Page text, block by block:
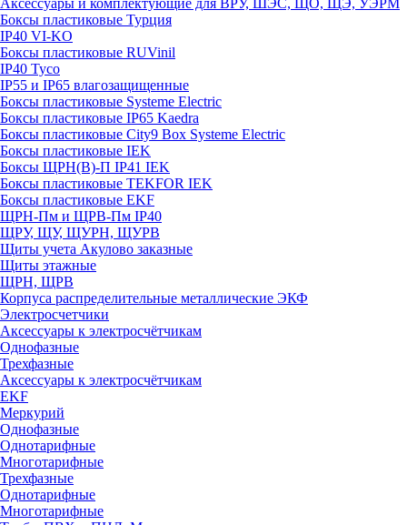
Аксессуары и комплектующие для ВРУ, ШЭС, ЩО, ЩЭ, УЭРМ
Боксы пластиковые Турция
IP40 VI-KO
Боксы пластиковые RUVinil
IP40 Тусо
IP55 и IP65 влагозащищенные
Боксы пластиковые Systeme Electric
Боксы пластиковые IP65 Kaedra
Боксы пластиковые City9 Box Systeme Electric
Боксы пластиковые IEK
Боксы ЩРН(В)-П IP41 IEK
Боксы пластиковые TEKFOR IEK
Боксы пластиковые EKF
ЩРН-Пм и ЩРВ-Пм IP40
ЩРУ, ЩУ, ЩУРН, ЩУРВ
Щиты учета Акулово заказные
Щиты этажные
ЩРН, ЩРВ
Корпуса распределительные металлические ЭКФ
Электросчетчики
Аксессуары к электросчётчикам
Однофазные
Трехфазные
Аксессуары к электросчётчикам
EKF
Меркурий
Однофазные
Однотарифные
Многотарифные
Трехфазные
Однотарифные
Многотарифные